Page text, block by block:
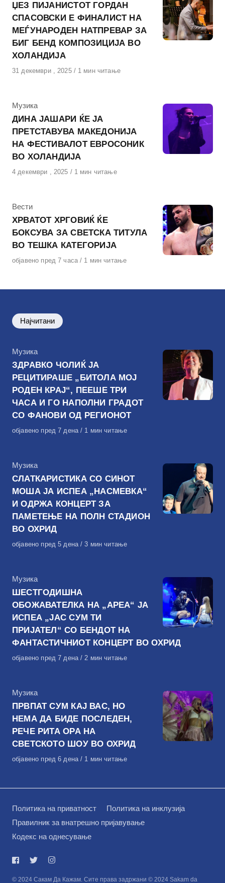
ЏЕЗ ПИЈАНИСТОТ ГОРДАН
СПАСОВСКИ Е ФИНАЛИСТ НА
МЕЃУНАРОДЕН НАТПРЕВАР ЗА
БИГ БЕНД КОМПОЗИЦИЈА ВО
ХОЛАНДИЈА
Објавено
31 декември , 2025 1 мин читање
КАтегорија
Музика
ДИНА ЈАШАРИ ЌЕ ЈА
ПРЕТСТАВУВА МАКЕДОНИЈА
НА ФЕСТИВАЛОТ ЕВРОСОНИК
ВО ХОЛАНДИЈА
Објавено
4 декември , 2025 1 мин читање
КАтегорија
Вести
ХРВАТОТ ХРГОВИЌ ЌЕ
БОКСУВА ЗА СВЕТСКА ТИТУЛА
ВО ТЕШКА КАТЕГОРИЈА
Објавено
објавено пред 7 часа 1 мин читање
Најчитани
КАтегорија
Музика
ЗДРАВКО ЧОЛИЌ ЈА
РЕЦИТИРАШЕ „БИТОЛА МОЈ
РОДЕН КРАЈ“, ПЕЕШЕ ТРИ
ЧАСА И ГО НАПОЛНИ ГРАДОТ
СО ФАНОВИ ОД РЕГИОНОТ
Објавено
објавено пред 7 дена 1 мин читање
КАтегорија
Музика
СЛАТКАРИСТИКА СО СИНОТ
МОША ЈА ИСПЕА „НАСМЕВКА“
И ОДРЖА КОНЦЕРТ ЗА
ПАМЕТЕЊЕ НА ПОЛН СТАДИОН
ВО ОХРИД
Објавено
објавено пред 5 дена 3 мин читање
КАтегорија
Музика
ШЕСТГОДИШНА
ОБОЖАВАТЕЛКА НА „АРЕА“ ЈА
ИСПЕА „ЈАС СУМ ТИ
ПРИЈАТЕЛ“ СО БЕНДОТ НА
ФАНТАСТИЧНИОТ КОНЦЕРТ ВО ОХРИД
Објавено
објавено пред 7 дена 2 мин читање
КАтегорија
Музика
ПРВПАТ СУМ КАЈ ВАС, НО
НЕМА ДА БИДЕ ПОСЛЕДЕН,
РЕЧЕ РИТА ОРА НА
СВЕТСКОТО ШОУ ВО ОХРИД
Објавено
објавено пред 6 дена 1 мин читање
Политика на приватност
Политика на инклузија
Правилник за внатрешно пријавување
Кодекс на однесување
© 2024 Сакам Да Кажам. Сите права задржани © 2024 Sakam da